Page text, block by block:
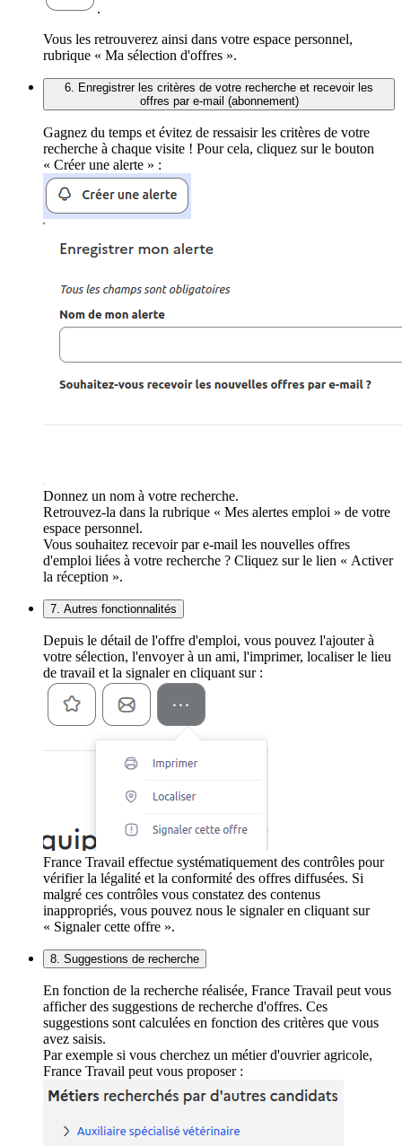
.
Vous les retrouverez ainsi dans votre espace personnel,
rubrique « Ma sélection d'offres ».
6. Enregistrer les critères de votre recherche et recevoir les
offres par e-mail (abonnement)
Gagnez du temps et évitez de ressaisir les critères de votre
recherche à chaque visite ! Pour cela, cliquez sur le bouton
« Créer une alerte » :
Donnez un nom à votre recherche.
Retrouvez-la dans la rubrique « Mes alertes emploi » de votre
espace personnel.
Vous souhaitez recevoir par e-mail les nouvelles offres
d'emploi liées à votre recherche ? Cliquez sur le lien « Activer
la réception ».
7. Autres fonctionnalités
Depuis le détail de l'offre d'emploi, vous pouvez l'ajouter à
votre sélection, l'envoyer à un ami, l'imprimer, localiser le lieu
de travail et la signaler en cliquant sur :
France Travail effectue systématiquement des contrôles pour
vérifier la légalité et la conformité des offres diffusées. Si
malgré ces contrôles vous constatez des contenus
inappropriés, vous pouvez nous le signaler en cliquant sur
« Signaler cette offre ».
8. Suggestions de recherche
En fonction de la recherche réalisée, France Travail peut vous
afficher des suggestions de recherche d'offres. Ces
suggestions sont calculées en fonction des critères que vous
avez saisis.
Par exemple si vous cherchez un métier d'ouvrier agricole,
France Travail peut vous proposer :